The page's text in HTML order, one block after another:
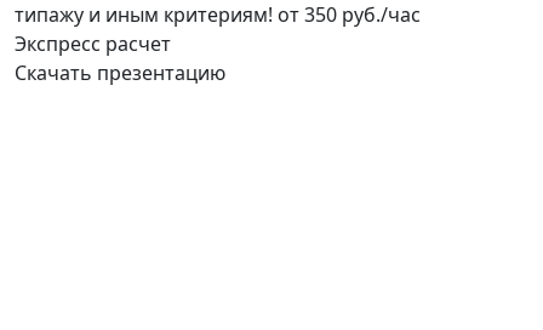
типажу и иным критериям! от 350 руб./час
Экспресс расчет
Скачать презентацию